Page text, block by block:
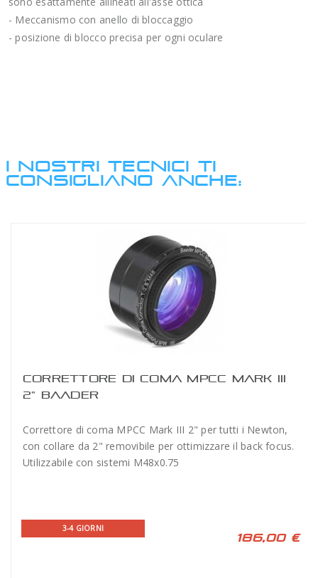
- Meccanismo con anello di bloccaggio
- posizione di blocco precisa per ogni oculare
I NOSTRI TECNICI TI
CONSIGLIANO ANCHE:
CORRETTORE DI COMA MPCC MARK III
2" BAADER
Correttore di coma MPCC Mark III 2" per tutti i Newton,
con collare da 2" removibile per ottimizzare il back focus.
Utilizzabile con sistemi M48x0.75
3-4 GIORNI
186,00 €